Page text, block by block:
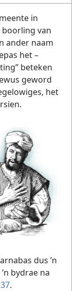
in
boorling van
ander naam
het –
beteken
geword
het
dus ’n
bydrae na
.